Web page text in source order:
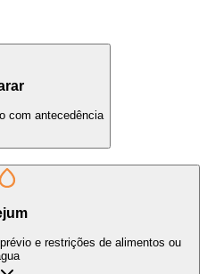
com antecedência
e restrições de alimentos ou